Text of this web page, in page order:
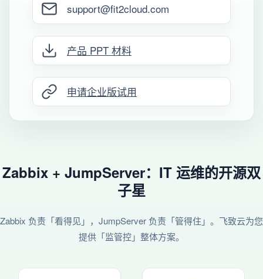
support@fit2cloud.com
产品 PPT 材料
申请企业版试用
Zabbix + JumpServer：IT 运维的开源双
子星
Zabbix 负责「看得见」，JumpServer 负责「管得住」。飞致云为您
提供「监管控」整体方案。